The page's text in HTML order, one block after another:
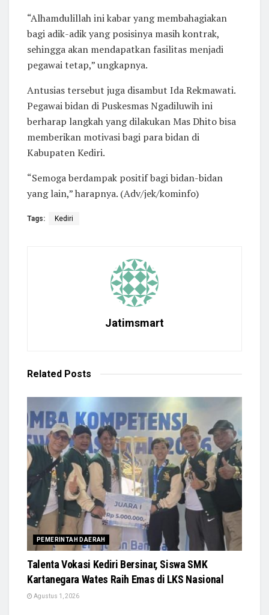
“Alhamdulillah ini kabar yang membahagiakan
bagi adik-adik yang posisinya masih kontrak,
sehingga akan mendapatkan fasilitas menjadi
pegawai tetap,” ungkapnya.
Antusias tersebut juga disambut Ida Rekmawati.
Pegawai bidan di Puskesmas Ngadiluwih ini
berharap langkah yang dilakukan Mas Dhito bisa
memberikan motivasi bagi para bidan di
Kabupaten Kediri.
“Semoga berdampak positif bagi bidan-bidan
yang lain,” harapnya. (Adv/jek/kominfo)
Tags: Kediri
Jatimsmart
Related Posts
PEMERINTAH DAERAH
Talenta Vokasi Kediri Bersinar, Siswa SMK
Kartanegara Wates Raih Emas di LKS Nasional
Agustus 1, 2026